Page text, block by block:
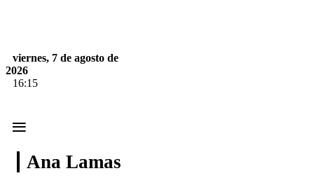
viernes, 7 de agosto de
2026
16:15
≡
Ana Lamas